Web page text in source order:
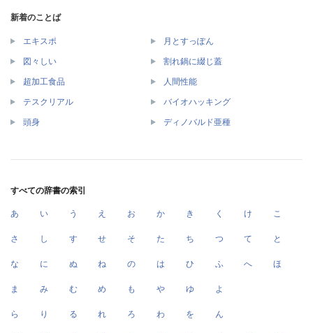
新着のことば
エキスポ 月とすっぽん
図々しい 割れ鍋に綴じ蓋
超加工食品 人間性能
テスクリアル バイオハッキング
頭身 ディノバルド亜種
すべての辞書の索引
あ い う え お か き く け こ
さ し す せ そ た ち つ て と
な に ぬ ね の は ひ ふ へ ほ
ま み む め も や ゆ よ
ら り る れ ろ わ を ん